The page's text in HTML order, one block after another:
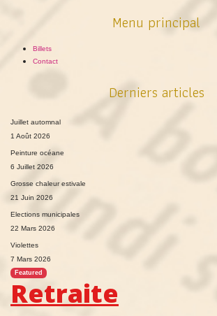
Menu principal
Billets
Contact
Derniers articles
Juillet automnal
1 Août 2026
Peinture océane
6 Juillet 2026
Grosse chaleur estivale
21 Juin 2026
Elections municipales
22 Mars 2026
Violettes
7 Mars 2026
Featured
Retraite